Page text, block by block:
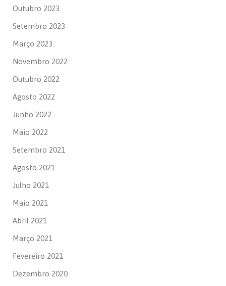
Outubro 2023
Setembro 2023
Março 2023
Novembro 2022
Outubro 2022
Agosto 2022
Junho 2022
Maio 2022
Setembro 2021
Agosto 2021
Julho 2021
Maio 2021
Abril 2021
Março 2021
Fevereiro 2021
Dezembro 2020